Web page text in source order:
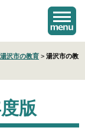
湯沢市の教育 > 湯沢市の教
版